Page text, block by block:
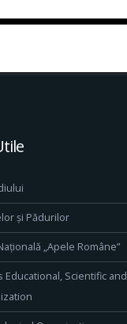
și Pădurilor
„Apele Române”
Educational, Scientific and